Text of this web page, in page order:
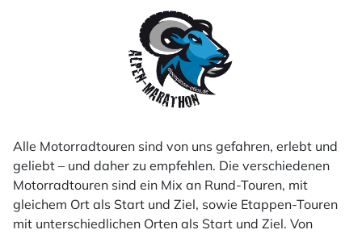
Alle Motorradtouren sind von uns gefahren, erlebt und
geliebt – und daher zu empfehlen. Die verschiedenen
Motorradtouren sind ein Mix an Rund-Touren, mit
gleichem Ort als Start und Ziel, sowie Etappen-Touren
mit unterschiedlichen Orten als Start und Ziel. Von